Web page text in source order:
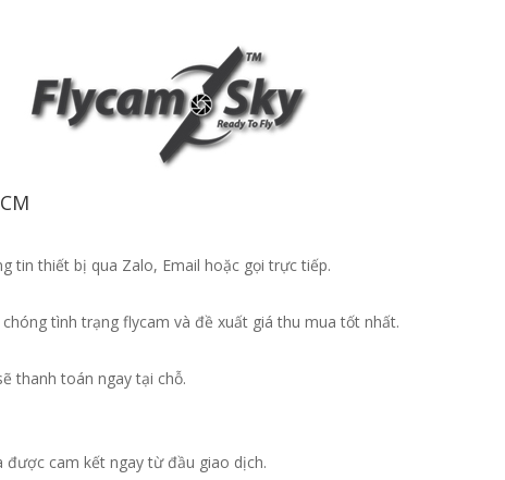
tin thiết bị qua Zalo, Email hoặc gọi trực tiếp.
tình trạng flycam và đề xuất giá thu mua tốt nhất.
thanh toán ngay tại chỗ.
được cam kết ngay từ đầu giao dịch.